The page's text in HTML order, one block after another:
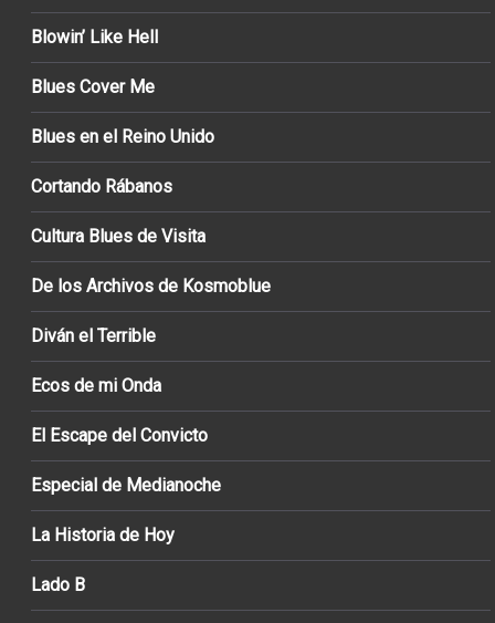
Blowin’ Like Hell
Blues Cover Me
Blues en el Reino Unido
Cortando Rábanos
Cultura Blues de Visita
De los Archivos de Kosmoblue
Diván el Terrible
Ecos de mi Onda
El Escape del Convicto
Especial de Medianoche
La Historia de Hoy
Lado B